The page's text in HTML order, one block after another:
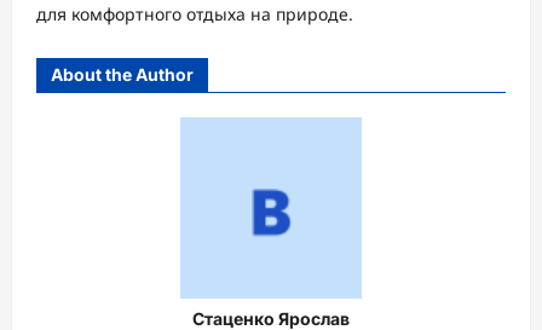
для комфортного отдыха на природе.
About the Author
Стаценко Ярослав